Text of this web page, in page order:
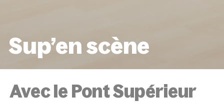
Sup’en scène
Avec le Pont Supérieur